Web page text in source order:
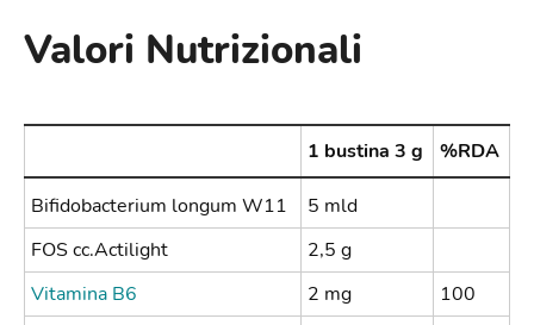
Valori Nutrizionali
1 bustina 3 g %RDA
Bifidobacterium longum W11
5 mld
FOS cc.Actilight
2,5 g
Vitamina B6
2 mg 100